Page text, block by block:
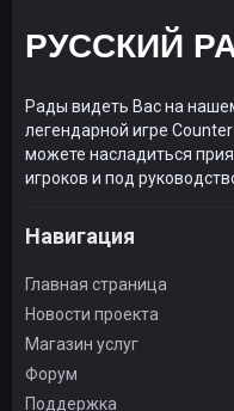
РУССКИЙ
Рады видеть Вас на
легендарной игре
можете насладиться
игроков и под
Навигация
Главная страница
Новости проекта
Магазин услуг
Форум
Поддержка